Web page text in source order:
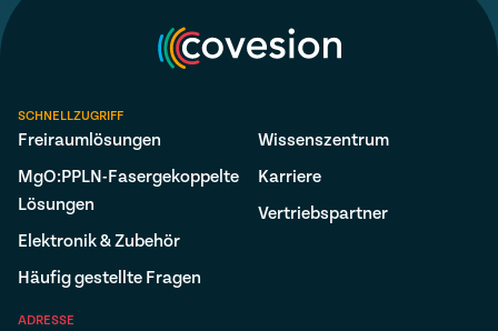
SCHNELLZUGRIFF
Freiraumlösungen
MgO:PPLN-Fasergekoppelte
Lösungen
Elektronik & Zubehör
Häufig gestellte Fragen
Wissenszentrum
Karriere
Vertriebspartner
ADRESSE